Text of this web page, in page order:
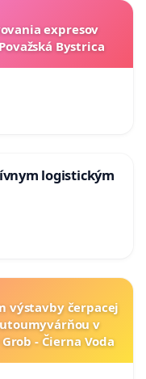
expresov
Bystrica
logistickým
výstavby čerpacej
v
- Čierna Voda